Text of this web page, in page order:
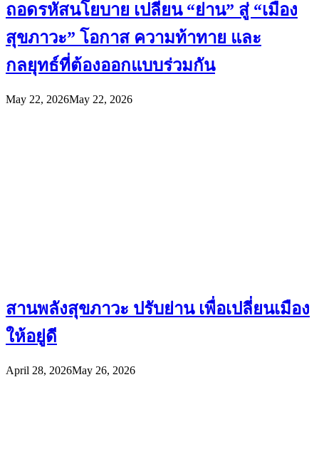
ถอดรหัสนโยบาย เปลี่ยน “ย่าน” สู่ “เมือง
สุขภาวะ” โอกาส ความท้าทาย และ
กลยุทธ์ที่ต้องออกแบบร่วมกัน
May 22, 2026May 22, 2026
สานพลังสุขภาวะ ปรับย่าน เพื่อเปลี่ยนเมือง
ให้อยู่ดี
April 28, 2026May 26, 2026